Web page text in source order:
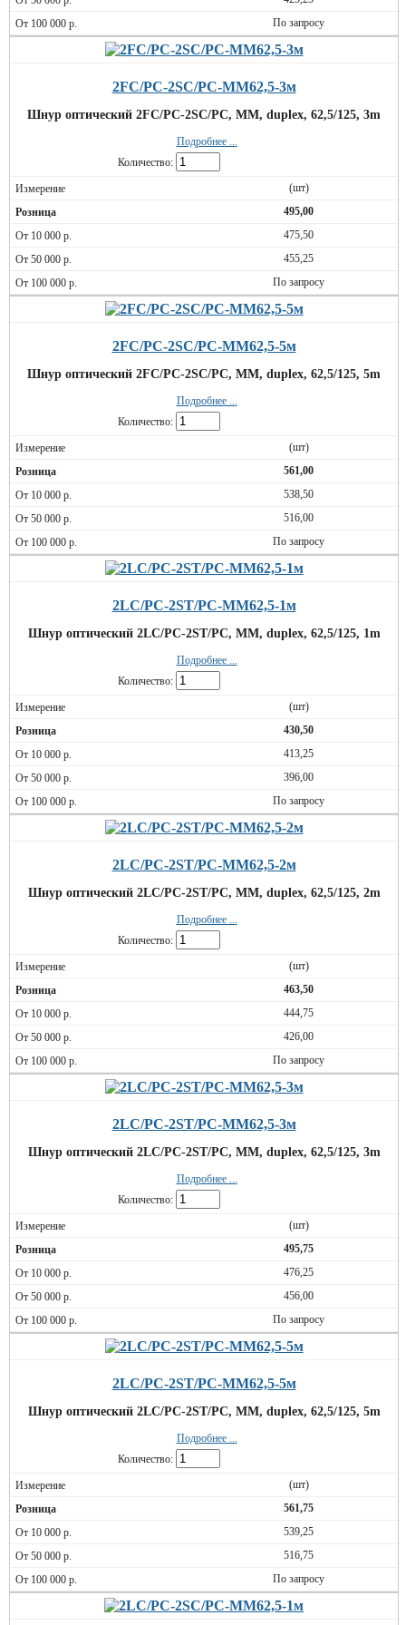
По запросу
2FC/PC-2SC/PC-MM62,5-3м
Шнур оптический 2FC/PC-2SC/PC, MM, duplex, 62,5/125, 3m
Подробнее ...
Количество:
(шт)
495,00
475,50
455,25
По запросу
2FC/PC-2SC/PC-MM62,5-5м
Шнур оптический 2FC/PC-2SC/PC, MM, duplex, 62,5/125, 5m
Подробнее ...
Количество:
(шт)
561,00
538,50
516,00
По запросу
2LC/PC-2ST/PC-MM62,5-1м
Шнур оптический 2LC/PC-2ST/PC, MM, duplex, 62,5/125, 1m
Подробнее ...
Количество:
(шт)
430,50
413,25
396,00
По запросу
2LC/PC-2ST/PC-MM62,5-2м
Шнур оптический 2LC/PC-2ST/PC, MM, duplex, 62,5/125, 2m
Подробнее ...
Количество:
(шт)
463,50
444,75
426,00
По запросу
2LC/PC-2ST/PC-MM62,5-3м
Шнур оптический 2LC/PC-2ST/PC, MM, duplex, 62,5/125, 3m
Подробнее ...
Количество:
(шт)
495,75
476,25
456,00
По запросу
2LC/PC-2ST/PC-MM62,5-5м
Шнур оптический 2LC/PC-2ST/PC, MM, duplex, 62,5/125, 5m
Подробнее ...
Количество:
(шт)
561,75
539,25
516,75
По запросу